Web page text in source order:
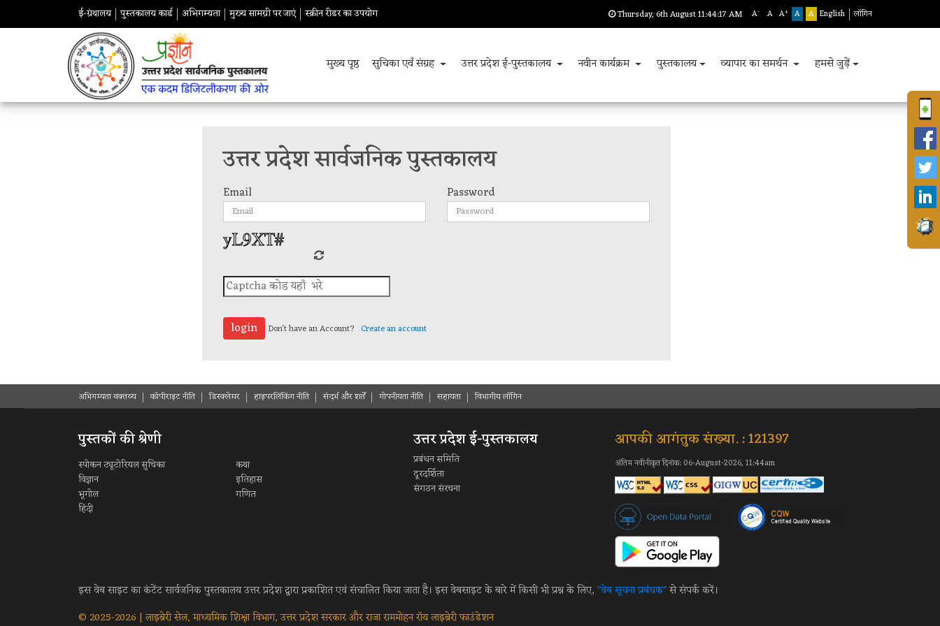
ई-ग्रंथालय पुस्तकालय कार्ड अभिगम्यता मुख्य सामग्री पर जाएं स्क्रीन रीडर का उपयोग A- A A+ A A English लॉगिन
Thursday, 6th August 11:44:17 AM
मुख्य पृष्ठ सुचिका एवँ संग्रह उत्तर प्रदेश ई-पुस्तकालय नवीन कार्यक्रम पुस्तकालय व्यापार का समर्थन हमसे जुड़ें
उत्तर प्रदेश सार्वजनिक पुस्तकालय
Email Password
Don't have an Account? Create an account
अभिगम्यता वक्तव्य कॉपीराइट नीति डिस्क्लेमर हाइपरलिंकिंग नीति संदर्भ और शर्ते गोपनीयता नीति सहायता विभागीय लॉगिन
पुस्तकों की श्रेणी
स्पोकन ट्यूटोरियल सुचिका
कथा
विज्ञान
इतिहास
भूगोल
गणित
हिंदी
उत्तर प्रदेश ई-पुस्तकालय
प्रबंधन समिति
दूरदर्शिता
संगठन संरचना
आपकी आगंतुक संख्या. : 121397
अंतिम नवीनीकृत दिनांक: 06-August-2026, 11:44am
इस वेब साइट का कंटेंट सार्वजनिक पुस्तकालय उत्तर प्रदेश द्वारा प्रकाशित एवं संचालित किया जाता है। इस वेबसाइट के बारे में किसी भी प्रश्न के लिए, "वेब सूचना प्रबंधक"से संपर्क करें।
© 2025-2026 | लाइब्रेरी सेल, माध्यमिक शिक्षा विभाग, उत्तर प्रदेश सरकार और राजा राममोहन रॉय लाइब्रेरी फाउंडेशन